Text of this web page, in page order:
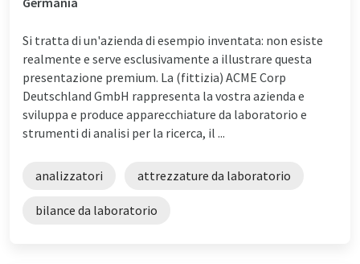
Si tratta di un'azienda di esempio inventata: non esiste
realmente e serve esclusivamente a illustrare questa
presentazione premium. La (fittizia) ACME Corp
Deutschland GmbH rappresenta la vostra azienda e
sviluppa e produce apparecchiature da laboratorio e
strumenti di analisi per la ricerca, il ...
analizzatori attrezzature da laboratorio
bilance da laboratorio